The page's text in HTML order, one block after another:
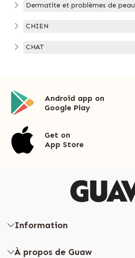
Dermatite et problèmes de peau
CHIEN
CHAT
Android app on
Google Play
Get on
App Store
Information
À propos de Guaw